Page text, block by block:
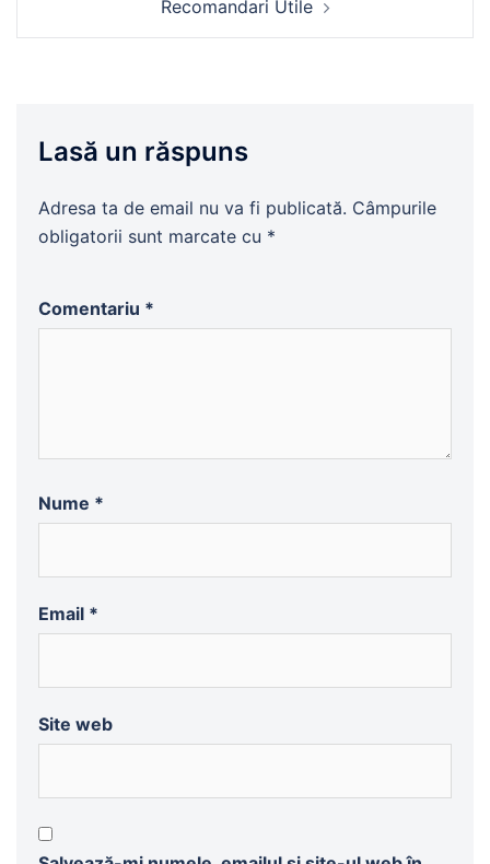
Recomandari Utile
Lasă un răspuns
Adresa ta de email nu va fi publicată. Câmpurile
obligatorii sunt marcate cu *
Comentariu *
Nume *
Email *
Site web